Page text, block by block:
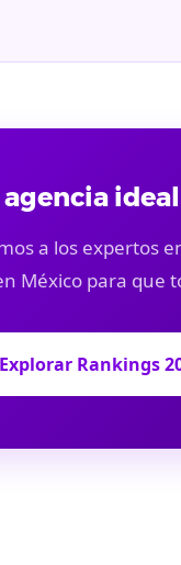
a los expertos
México para que
Explorar Rankings